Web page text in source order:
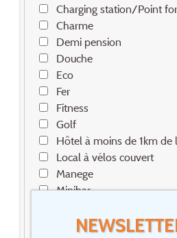
Charging station/Point
Charme
Demi pension
Douche
Eco
Fer
Fitness
Golf
Hôtel à moins de 1km de
Local à vélos couvert
Manege
Minibar
Parking free